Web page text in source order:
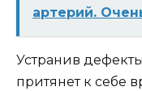
артерий.
Устранив
притянет к себе